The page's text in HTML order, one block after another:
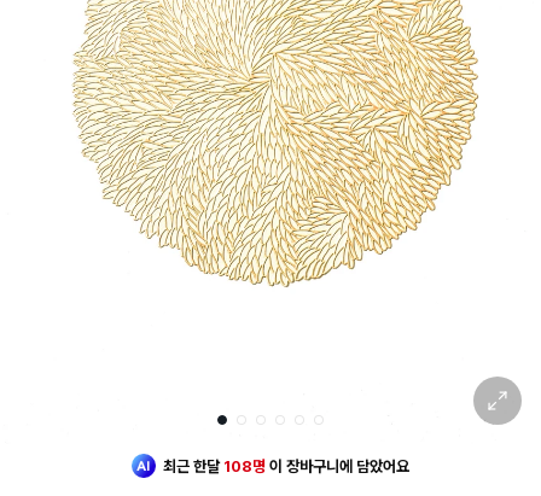
1 2 3 4 5 6
확대 보기
최근 한달 108명 이 장바구니에 담았어요